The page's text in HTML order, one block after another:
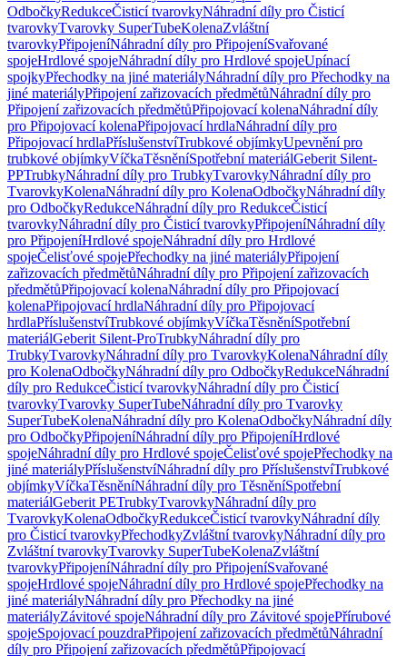
OdbočkyRedukceČisticí tvarovkyNáhradní díly pro Čisticí
tvarovkyTvarovky SuperTubeKolenaZvláštní
tvarovkyPřipojeníNáhradní díly pro PřipojeníSvařované
spojeHrdlové spojeNáhradní díly pro Hrdlové spojeUpínací
spojkyPřechodky na jiné materiályNáhradní díly pro Přechodky na
jiné materiályPřipojení zařizovacích předmětůNáhradní díly pro
Připojení zařizovacích předmětůPřipojovací kolenaNáhradní díly
pro Připojovací kolenaPřipojovací hrdlaNáhradní díly pro
Připojovací hrdlaPříslušenstvíTrubkové objímkyUpevnění pro
trubkové objímkyVíčkaTěsněníSpotřební materiálGeberit Silent-
PPTrubkyNáhradní díly pro TrubkyTvarovkyNáhradní díly pro
TvarovkyKolenaNáhradní díly pro KolenaOdbočkyNáhradní díly
pro OdbočkyRedukceNáhradní díly pro RedukceČisticí
tvarovkyNáhradní díly pro Čisticí tvarovkyPřipojeníNáhradní díly
pro PřipojeníHrdlové spojeNáhradní díly pro Hrdlové
spojeČelisťové spojePřechodky na jiné materiályPřipojení
zařizovacích předmětůNáhradní díly pro Připojení zařizovacích
předmětůPřipojovací kolenaNáhradní díly pro Připojovací
kolenaPřipojovací hrdlaNáhradní díly pro Připojovací
hrdlaPříslušenstvíTrubkové objímkyVíčkaTěsněníSpotřební
materiálGeberit Silent-ProTrubkyNáhradní díly pro
TrubkyTvarovkyNáhradní díly pro TvarovkyKolenaNáhradní díly
pro KolenaOdbočkyNáhradní díly pro OdbočkyRedukceNáhradní
díly pro RedukceČisticí tvarovkyNáhradní díly pro Čisticí
tvarovkyTvarovky SuperTubeNáhradní díly pro Tvarovky
SuperTubeKolenaNáhradní díly pro KolenaOdbočkyNáhradní díly
pro OdbočkyPřipojeníNáhradní díly pro PřipojeníHrdlové
spojeNáhradní díly pro Hrdlové spojeČelisťové spojePřechodky na
jiné materiályPříslušenstvíNáhradní díly pro PříslušenstvíTrubkové
objímkyVíčkaTěsněníNáhradní díly pro TěsněníSpotřební
materiálGeberit PETrubkyTvarovkyNáhradní díly pro
TvarovkyKolenaOdbočkyRedukceČisticí tvarovkyNáhradní díly
pro Čisticí tvarovkyPřechodkyZvláštní tvarovkyNáhradní díly pro
Zvláštní tvarovkyTvarovky SuperTubeKolenaZvláštní
tvarovkyPřipojeníNáhradní díly pro PřipojeníSvařované
spojeHrdlové spojeNáhradní díly pro Hrdlové spojePřechodky na
jiné materiályNáhradní díly pro Přechodky na jiné
materiályZávitové spojeNáhradní díly pro Závitové spojePřírubové
spojeSpojovací pouzdraPřipojení zařizovacích předmětůNáhradní
díly pro Připojení zařizovacích předmětůPřipojovací